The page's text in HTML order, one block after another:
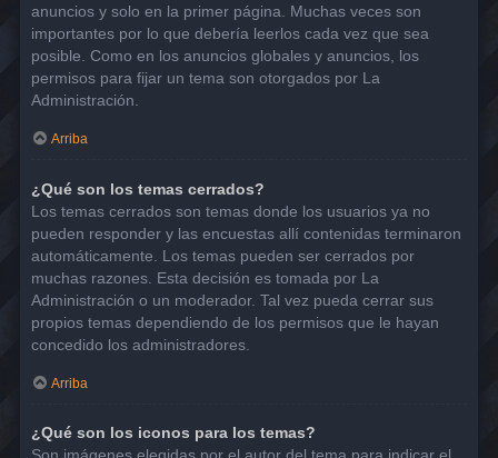
anuncios y solo en la primer página. Muchas veces son
importantes por lo que debería leerlos cada vez que sea
posible. Como en los anuncios globales y anuncios, los
permisos para fijar un tema son otorgados por La
Administración.
Arriba
¿Qué son los temas cerrados?
Los temas cerrados son temas donde los usuarios ya no
pueden responder y las encuestas allí contenidas terminaron
automáticamente. Los temas pueden ser cerrados por
muchas razones. Esta decisión es tomada por La
Administración o un moderador. Tal vez pueda cerrar sus
propios temas dependiendo de los permisos que le hayan
concedido los administradores.
Arriba
¿Qué son los iconos para los temas?